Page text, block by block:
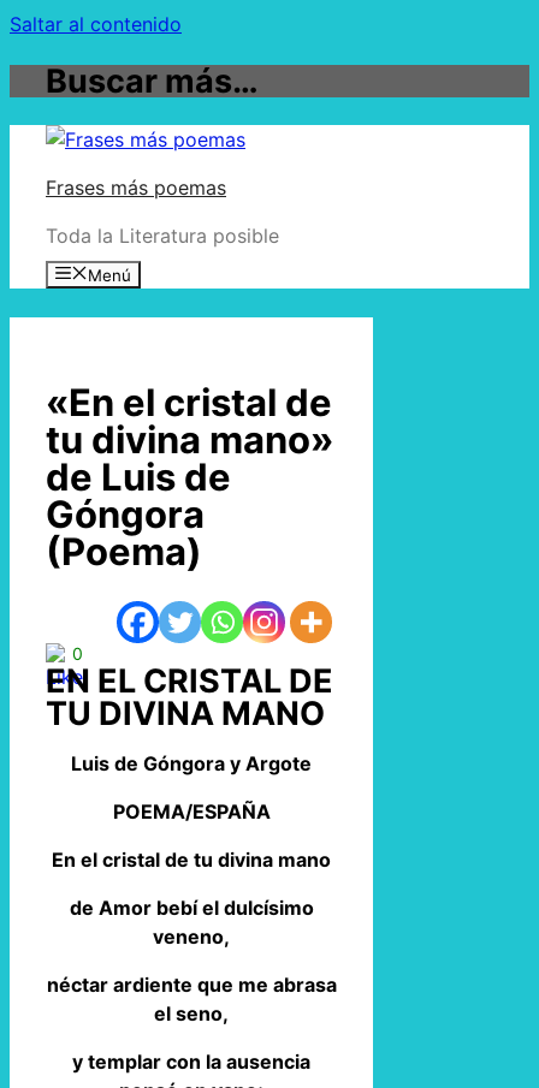
Saltar al contenido
Buscar más…
Frases más poemas
Toda la Literatura posible
Menú
«En el cristal de
tu divina mano»
de Luis de
Góngora
(Poema)
0
EN EL CRISTAL DE
TU DIVINA MANO
Luis de Góngora y Argote
POEMA/ESPAÑA
En el cristal de tu divina mano
de Amor bebí el dulcísimo
veneno,
néctar ardiente que me abrasa
el seno,
y templar con la ausencia